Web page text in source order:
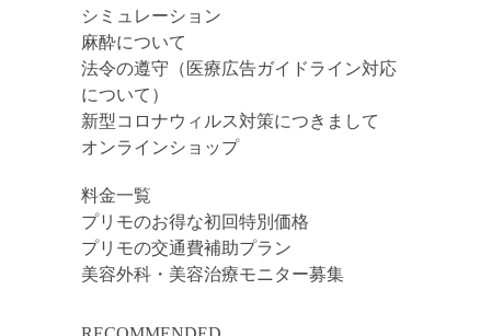
シミュレーション
麻酔について
法令の遵守（医療広告ガイドライン対応
について）
新型コロナウィルス対策につきまして
オンラインショップ
料金一覧
プリモのお得な初回特別価格
プリモの交通費補助プラン
美容外科・美容治療モニター募集